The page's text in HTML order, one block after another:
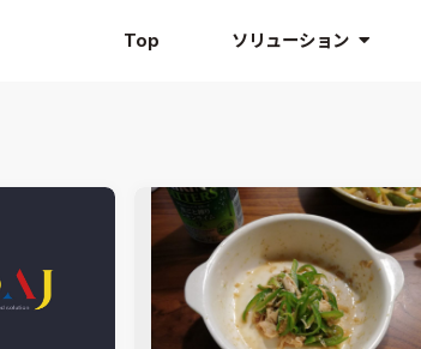
Top ソリューション